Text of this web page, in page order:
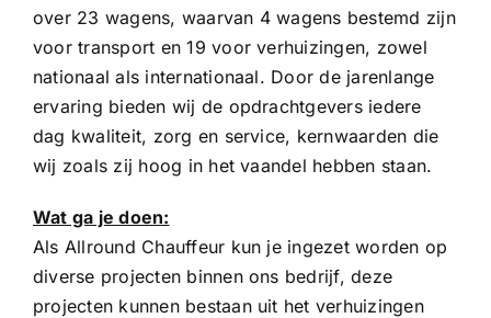
over 23 wagens, waarvan 4 wagens bestemd zijn
voor transport en 19 voor verhuizingen, zowel
nationaal als internationaal. Door de jarenlange
ervaring bieden wij de opdrachtgevers iedere
dag kwaliteit, zorg en service, kernwaarden die
wij zoals zij hoog in het vaandel hebben staan.
Wat ga je doen:
Als Allround Chauffeur kun je ingezet worden op
diverse projecten binnen ons bedrijf, deze
projecten kunnen bestaan uit het verhuizingen